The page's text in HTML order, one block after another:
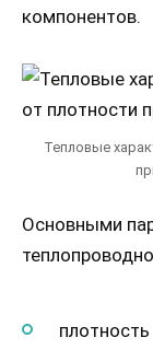
компонентов.
Тепловые
Основными